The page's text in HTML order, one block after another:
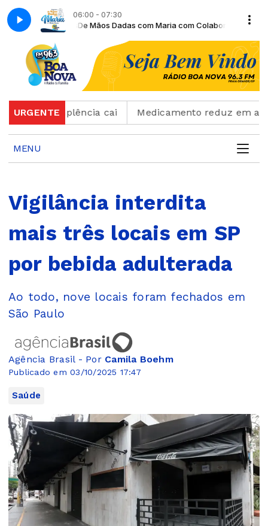
06:00 - 07:30
GomesDe Mãos Dadas com Maria com Colaborador Moiséis
URGENTE
inadimplência cai Medicamento reduz em até
MENU
Vigilância interdita
mais três locais em SP
por bebida adulterada
Ao todo, nove locais foram fechados em
São Paulo
Agência Brasil - Por Camila Boehm
Publicado em 03/10/2025 17:47
Saúde